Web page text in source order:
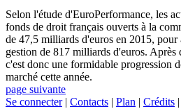
Selon l'étude d'EuroPerformance, les
fonds de droit français ouverts à la
de 47,5 milliards d'euros en 2015, pour
gestion de 817 milliards d'euros. Après
c'est donc une formidable progression
marché cette année.
page suivante
Se connecter| Contacts | Plan | Crédits |